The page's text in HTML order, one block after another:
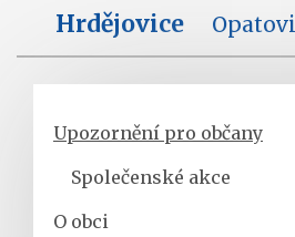
Hrdějovice
Upozornění pro občany
Společenské akce
O obci